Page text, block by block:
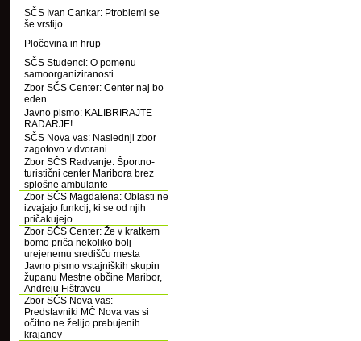
SČS Ivan Cankar: Ptroblemi se
še vrstijo
Pločevina in hrup
SČS Studenci: O pomenu
samoorganiziranosti
Zbor SČS Center: Center naj bo
eden
Javno pismo: KALIBRIRAJTE
RADARJE!
SČS Nova vas: Naslednji zbor
zagotovo v dvorani
Zbor SČS Radvanje: Športno-
turistični center Maribora brez
splošne ambulante
Zbor SČS Magdalena: Oblasti ne
izvajajo funkcij, ki se od njih
pričakujejo
Zbor SČS Center: Že v kratkem
bomo priča nekoliko bolj
urejenemu središču mesta
Javno pismo vstajniških skupin
županu Mestne občine Maribor,
Andreju Fištravcu
Zbor SČS Nova vas:
Predstavniki MČ Nova vas si
očitno ne želijo prebujenih
krajanov